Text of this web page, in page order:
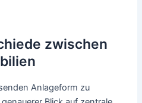
zwischen
Anlageform zu